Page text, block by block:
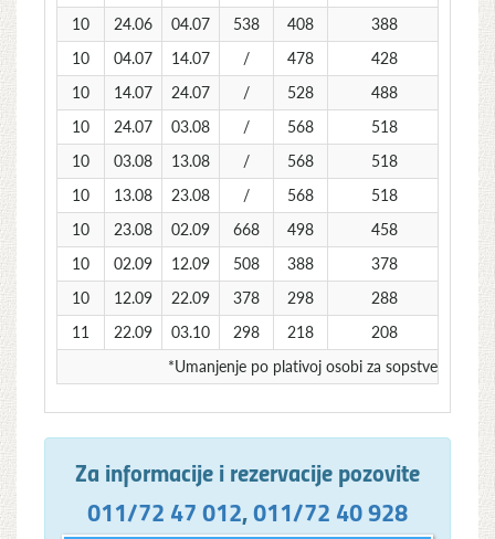
10
24.06 04.07 538 408 388
10
04.07 14.07 / 478 428
10
14.07 24.07 / 528 488
10
24.07 03.08 / 568 518
10
03.08 13.08 / 568 518
518
10
13.08 23.08 / 568 518
10
23.08 02.09 668 498 458
10
02.09 12.09 508 388 378
378
10
12.09 22.09 378 298 288
288
11
22.09 03.10 298 218 208
*Umanjenje po plativoj osobi za sopstveni
Za informacije i rezervacije pozovite
011/72 47 012,011/72 40 928